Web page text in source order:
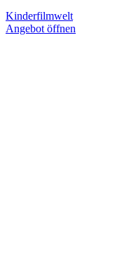
Kinderfilmwelt
Angebot öffnen